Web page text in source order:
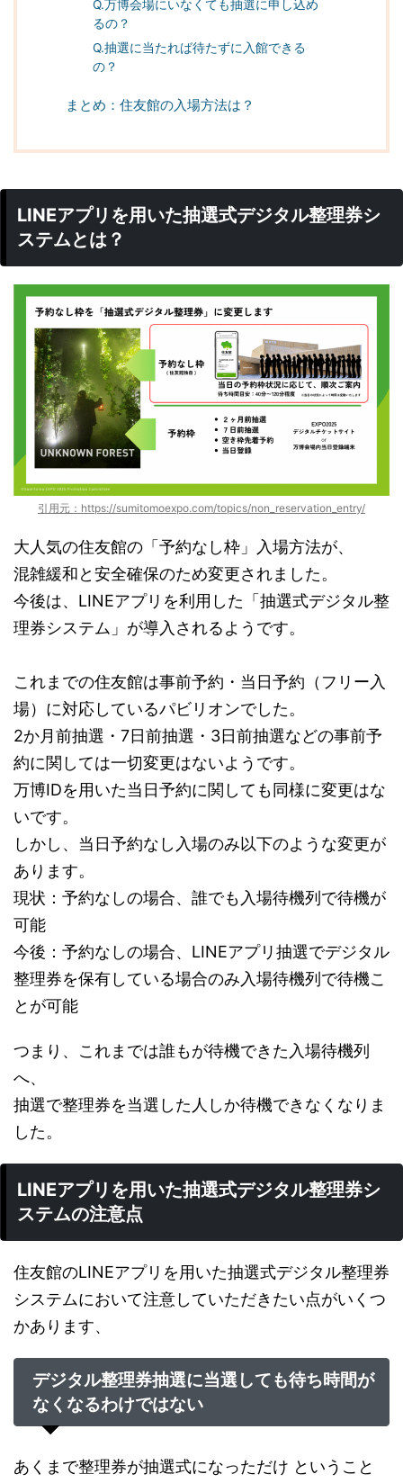
Q.万博会場にいなくても抽選に申し込め
るの？
Q.抽選に当たれば待たずに入館できる
の？
まとめ：住友館の入場方法は？
LINEアプリを用いた抽選式デジタル整理券シ
ステムとは？
引用元：https://sumitomoexpo.com/topics/non_reservation_entry/
大人気の住友館の「予約なし枠」入場方法が、
混雑緩和と安全確保のため変更されました。
今後は、LINEアプリを利用した「抽選式デジタル整
理券システム」が導入されるようです。
これまでの住友館は事前予約・当日予約（フリー入
場）に対応しているパビリオンでした。
2か月前抽選・7日前抽選・3日前抽選などの事前予
約に関しては一切変更はないようです。
万博IDを用いた当日予約に関しても同様に変更はな
いです。
しかし、当日予約なし入場のみ以下のような変更が
あります。
現状：予約なしの場合、誰でも入場待機列で待機が
可能
今後：予約なしの場合、LINEアプリ抽選でデジタル
整理券を保有している場合のみ入場待機列で待機こ
とが可能
つまり、これまでは誰もが待機できた入場待機列
へ、
抽選で整理券を当選した人しか待機できなくなりま
した。
LINEアプリを用いた抽選式デジタル整理券シ
ステムの注意点
住友館のLINEアプリを用いた抽選式デジタル整理券
システムにおいて注意していただきたい点がいくつ
かあります、
デジタル整理券抽選に当選しても待ち時間が
なくなるわけではない
あくまで整理券が抽選式になっただけ ということ